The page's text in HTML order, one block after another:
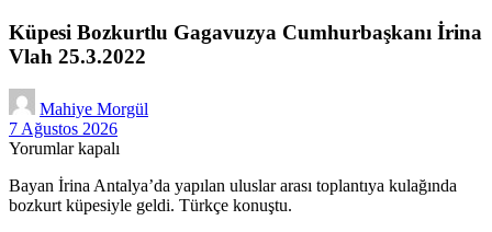
Küpesi Bozkurtlu Gagavuzya Cumhurbaşkanı İrina
Vlah 25.3.2022
Mahiye Morgül
7 Ağustos 2026
Yorumlar kapalı
Bayan İrina Antalya’da yapılan uluslar arası toplantıya kulağında
bozkurt küpesiyle geldi. Türkçe konuştu.